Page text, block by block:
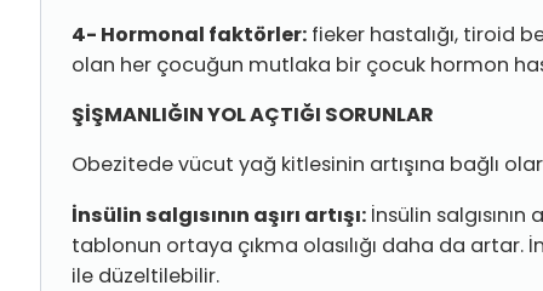
4- Hormonal faktörler:fieker hastalığı, tiroid
olan her çocuğun mutlaka bir çocuk hormon
ŞİŞMANLIĞIN YOL AÇTIĞI SORUNLAR
Obezitede vücut yağ kitlesinin artışına bağlı
İnsülin salgısının aşırı artışı:İnsülin
tablonun ortaya çıkma olasılığı daha da artar.
ile düzeltilebilir.